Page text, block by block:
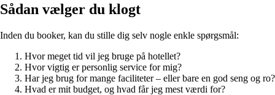
Sådan vælger du klogt
Inden du booker, kan du stille dig selv nogle enkle spørgsmål:
Hvor meget tid vil jeg bruge på hotellet?
Hvor vigtig er personlig service for mig?
Har jeg brug for mange faciliteter – eller bare en god seng og ro?
Hvad er mit budget, og hvad får jeg mest værdi for?